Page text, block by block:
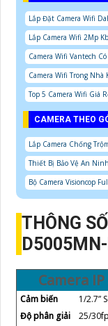
Lắp Đặt Camera Wifi
Lắp Camera Wifi 2Mp
Camera Wifi Vantech
Camera Wifi Trong Nhà
Top 5 Camera Wifi Giá
CAMERA THEO
Lắp Camera Chống
Thiết Bị Bảo Vệ An Ninh
Bộ Camera Visioncop
THÔNG
Camera
Cảm biến
1/2.7”
Độ phân giải
25/